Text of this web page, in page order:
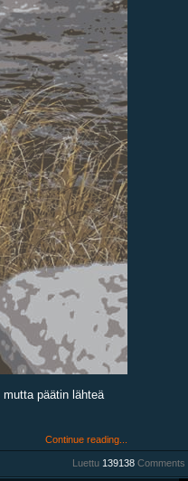
päätin lähteä
Continue reading...
Luettu 139138 Comments